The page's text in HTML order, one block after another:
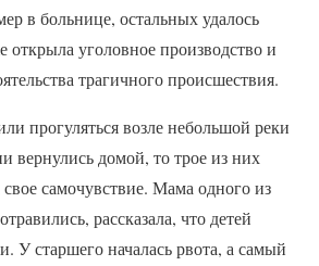
в больнице, остальных удалось
уголовное производство и
трагичного происшествия.
прогуляться возле небольшой реки
вернулись домой, то трое из них
свое самочувствие. Мама одного из
рассказала, что детей
У старшего началась рвота, а самый